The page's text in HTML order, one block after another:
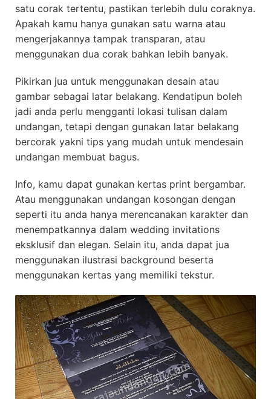
satu corak tertentu, pastikan terlebih dulu coraknya.
Apakah kamu hanya gunakan satu warna atau
mengerjakannya tampak transparan, atau
menggunakan dua corak bahkan lebih banyak.
Pikirkan jua untuk menggunakan desain atau
gambar sebagai latar belakang. Kendatipun boleh
jadi anda perlu mengganti lokasi tulisan dalam
undangan, tetapi dengan gunakan latar belakang
bercorak yakni tips yang mudah untuk mendesain
undangan membuat bagus.
Info, kamu dapat gunakan kertas print bergambar.
Atau menggunakan undangan kosongan dengan
seperti itu anda hanya merencanakan karakter dan
menempatkannya dalam wedding invitations
eksklusif dan elegan. Selain itu, anda dapat jua
menggunakan ilustrasi background beserta
menggunakan kertas yang memiliki tekstur.